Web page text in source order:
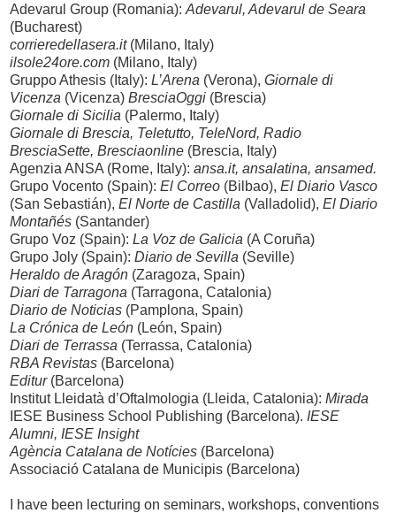
Adevarul Group (Romania): Adevarul, Adevarul de Seara
(Bucharest)
corrieredellasera.it(Milano, Italy)
ilsole24ore.com (Milano, Italy)
Gruppo Athesis (Italy): L’Arena (Verona), Giornale di
Vicenza (Vicenza) BresciaOggi (Brescia)
Giornale di Sicilia (Palermo, Italy)
Giornale di Brescia, Teletutto, TeleNord, Radio
BresciaSette, Bresciaonline (Brescia, Italy)
Agenzia ANSA (Rome, Italy): ansa.it, ansalatina, ansamed.
Grupo Vocento (Spain): El Correo (Bilbao), El Diario Vasco
(San Sebastián), El Norte de Castilla (Valladolid), El Diario
Montañés (Santander)
Grupo Voz (Spain): La Voz de Galicia (A Coruña)
Grupo Joly (Spain): Diario de Sevilla (Seville)
Heraldo de Aragón (Zaragoza, Spain)
Diari de Tarragona (Tarragona, Catalonia)
Diario de Noticias (Pamplona, Spain)
La Crónica de León (León, Spain)
Diari de Terrassa (Terrassa, Catalonia)
RBA Revistas (Barcelona)
Editur(Barcelona)
Institut Lleidatà d’Oftalmologia (Lleida, Catalonia): Mirada
IESE Business School Publishing (Barcelona). IESE
Alumni, IESE Insight
Agència Catalana de Notícies (Barcelona)
Associació Catalana de Municipis (Barcelona)
I have been lecturing on seminars, workshops, conventions